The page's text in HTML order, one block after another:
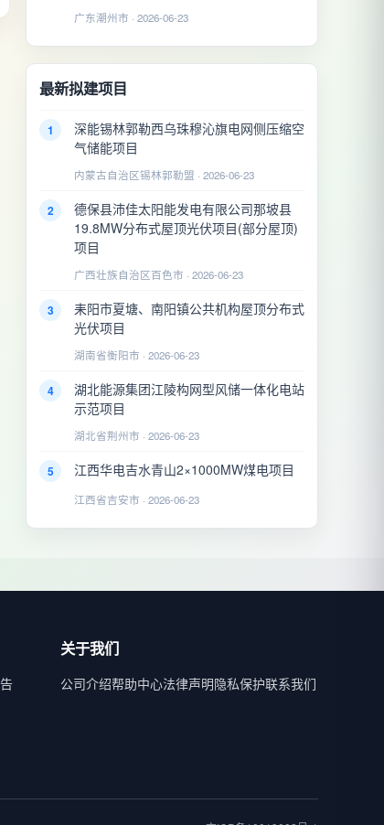
广东潮州市 · 2026-06-23
最新拟建项目
1
深能锡林郭勒西乌珠穆沁旗电网侧压缩空
气储能项目
内蒙古自治区锡林郭勒盟 · 2026-06-23
2
德保县沛佳太阳能发电有限公司那坡县
19.8MW分布式屋顶光伏项目(部分屋顶)
项目
广西壮族自治区百色市 · 2026-06-23
3
耒阳市夏塘、南阳镇公共机构屋顶分布式
光伏项目
湖南省衡阳市 · 2026-06-23
4
湖北能源集团江陵构网型风储一体化电站
示范项目
湖北省荆州市 · 2026-06-23
5 江西华电吉水青山2×1000MW煤电项目
江西省吉安市 · 2026-06-23
关于我们
公司介绍帮助中心法律声明隐私保护联系我们